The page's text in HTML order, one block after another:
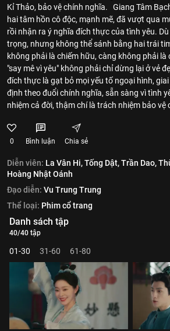
Kỉ Thảo, bảo vệ chính nghĩa. Giang Tâm
hai tâm hồn cô độc, mạnh mẽ, đã vượt qua
rồi nhận ra ý nghĩa đích thực của tình yêu.
trọng, nhưng không thể sánh bằng hai trái
không phải là chiếm hữu, càng không phải là
"say mê vì yêu" không phải chỉ dừng lại ở vẻ
đích thực là gạt bỏ mọi yếu tố ngoại hình,
định theo đuổi chính nghĩa, sẵn sàng vì tình
nhiệm cả đời, thậm chí là trách nhiệm bảo vệ
0 Bình luận Chia sẻ
Diễn viên: La Vân Hi,Tống Dật,Trần Dao,
Hoàng Nhật Oánh
Đạo diễn: Vu Trung Trung
Thể loại: Phim cổ trang
Danh sách tập
40/40 tập
01-30 31-60 61-80